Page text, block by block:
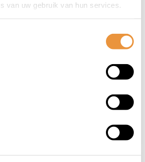
van uw gebruik van hun services.
Pro
Ontluchtingsset Pro